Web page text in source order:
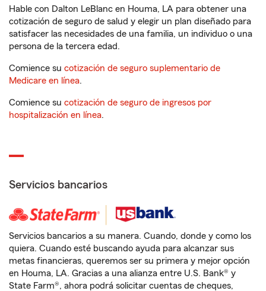
Hable con Dalton LeBlanc en Houma, LA para obtener una
cotización de seguro de salud y elegir un plan diseñado para
satisfacer las necesidades de una familia, un individuo o una
persona de la tercera edad.
Comience su cotización de seguro suplementario de
Medicare en línea.
Comience su cotización de seguro de ingresos por
hospitalización en línea.
Servicios bancarios
Servicios bancarios a su manera. Cuando, donde y como los
quiera. Cuando esté buscando ayuda para alcanzar sus
metas financieras, queremos ser su primera y mejor opción
en Houma, LA. Gracias a una alianza entre U.S. Bank® y
State Farm®, ahora podrá solicitar cuentas de cheques,